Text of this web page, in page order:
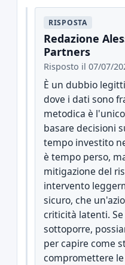
RISPOSTA
Redazione
Partners
Risposto il 07/07/
È un dubbio
dove i dati sono
metodica è
basare decisioni
tempo investito
è tempo perso,
mitigazione del
intervento
sicuro, che
criticità latenti.
sottoporre,
per capire come
compromettere